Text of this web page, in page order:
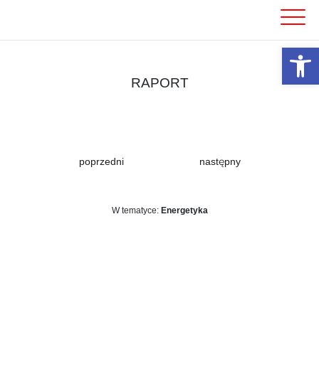
RAPORT
poprzedni następny
W tematyce: Energetyka